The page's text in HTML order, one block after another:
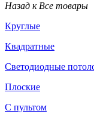
Назад к Все товары
Круглые
Квадратные
Светодиодные
Плоские
С пультом